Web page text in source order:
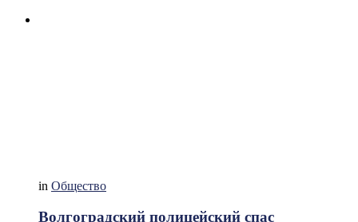
in Общество
Волгоградский полицейский спас